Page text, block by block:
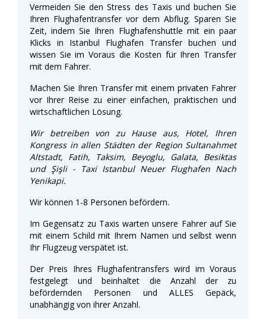
Vermeiden Sie den Stress des Taxis und buchen Sie
Ihren Flughafentransfer vor dem Abflug. Sparen Sie
Zeit, indem Sie Ihren Flughafenshuttle mit ein paar
Klicks in Istanbul Flughafen Transfer buchen und
wissen Sie im Voraus die Kosten für Ihren Transfer
mit dem Fahrer.
Machen Sie Ihren Transfer mit einem privaten Fahrer
vor Ihrer Reise zu einer einfachen, praktischen und
wirtschaftlichen Lösung.
Wir betreiben von zu Hause aus, Hotel, Ihren
Kongress in allen Städten der Region Sultanahmet
Altstadt, Fatih, Taksim, Beyoglu, Galata, Besiktas
und Şişli - Taxi Istanbul Neuer Flughafen Nach
Yenikapi.
Wir können 1-8 Personen befördern.
Im Gegensatz zu Taxis warten unsere Fahrer auf Sie
mit einem Schild mit Ihrem Namen und selbst wenn
Ihr Flugzeug verspätet ist.
Der Preis Ihres Flughafentransfers wird im Voraus
festgelegt und beinhaltet die Anzahl der zu
befördernden Personen und ALLES Gepäck,
unabhängig von ihrer Anzahl.